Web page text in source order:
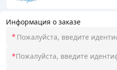
Информация о заказе
*
*Пожалуйста, введите